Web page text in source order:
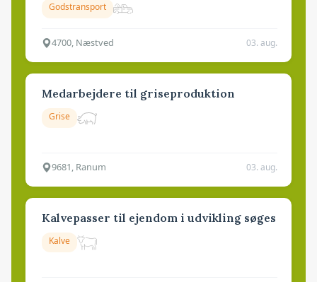
Godstransport
4700, Næstved 03. aug.
Medarbejdere til griseproduktion
Grise
9681, Ranum 03. aug.
Kalvepasser til ejendom i udvikling søges
Kalve